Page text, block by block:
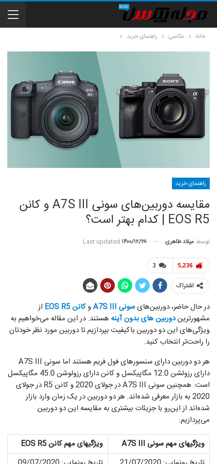
خانه عکاسی راهنمای خرید
راهنمای خرید
مقایسه دوربین‌های سونی A7S III و کانن
EOS R5 | کدام بهتر است؟
توسط میلاد طاهری Last updated ۱۴۰۰/۱۲/۲۸
3 5,236
اشتراک
در حال حاضر، دوربین‌هایسونی A7S III وکانن EOS R5
از
مشهورتریندوربین های بدون آینه هستند. در این مقاله می‌خواهیم به
ویژگی‌های این دو دوربین باکیفیت بپردازیم تا دوربین مورد نظر خودتان
را راحت‌تر انتخاب کنید.
هر دو دوربین دارای سنسورهای فول فریم هستند اما سونی A7S III
دارای رزولشن 12.0 مگاپیکسل و کانن دارای رزولوشن 45.0 مگاپیکسل
است. همچنین سونی A7S III در جولای 2020 و کانن R5 در جولای
2020 به بازار معرفی شده‌اند. هر دو دوربین در یک زمان وارد بازار
شده‌اند از این‌رو با جزیئات بیشتری به مقایسه این دو دوربین
می‌پردازیم:
ویژگی­های مهم سونی A7S III ویژگی­های مهم کاننEOS R5